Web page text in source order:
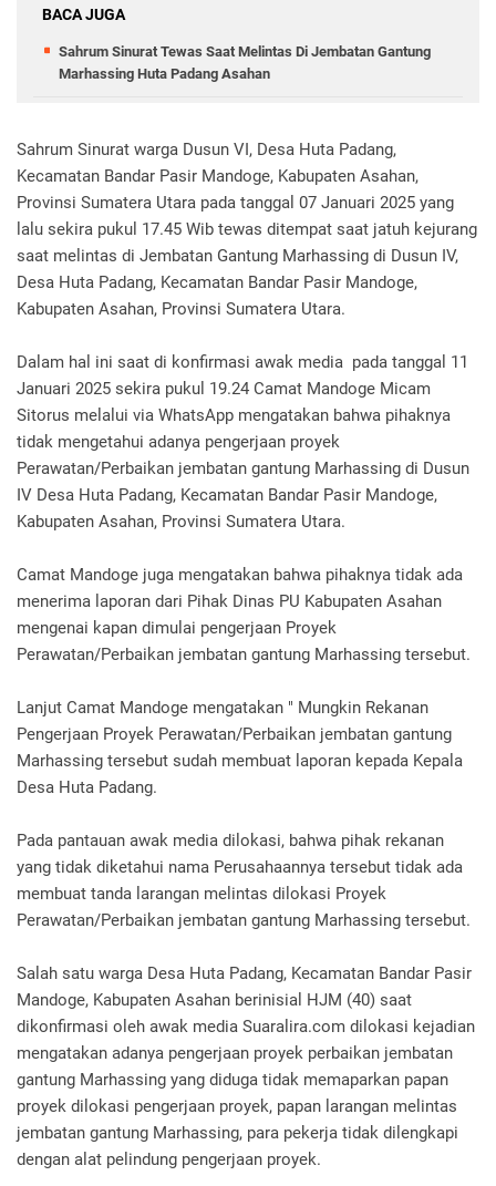
BACA JUGA
Sahrum Sinurat Tewas Saat Melintas Di Jembatan Gantung
Marhassing Huta Padang Asahan
Sahrum Sinurat warga Dusun VI, Desa Huta Padang,
Kecamatan Bandar Pasir Mandoge, Kabupaten Asahan,
Provinsi Sumatera Utara pada tanggal 07 Januari 2025 yang
lalu sekira pukul 17.45 Wib tewas ditempat saat jatuh kejurang
saat melintas di Jembatan Gantung Marhassing di Dusun IV,
Desa Huta Padang, Kecamatan Bandar Pasir Mandoge,
Kabupaten Asahan, Provinsi Sumatera Utara.
Dalam hal ini saat di konfirmasi awak media pada tanggal 11
Januari 2025 sekira pukul 19.24 Camat Mandoge Micam
Sitorus melalui via WhatsApp mengatakan bahwa pihaknya
tidak mengetahui adanya pengerjaan proyek
Perawatan/Perbaikan jembatan gantung Marhassing di Dusun
IV Desa Huta Padang, Kecamatan Bandar Pasir Mandoge,
Kabupaten Asahan, Provinsi Sumatera Utara.
Camat Mandoge juga mengatakan bahwa pihaknya tidak ada
menerima laporan dari Pihak Dinas PU Kabupaten Asahan
mengenai kapan dimulai pengerjaan Proyek
Perawatan/Perbaikan jembatan gantung Marhassing tersebut.
Lanjut Camat Mandoge mengatakan " Mungkin Rekanan
Pengerjaan Proyek Perawatan/Perbaikan jembatan gantung
Marhassing tersebut sudah membuat laporan kepada Kepala
Desa Huta Padang.
Pada pantauan awak media dilokasi, bahwa pihak rekanan
yang tidak diketahui nama Perusahaannya tersebut tidak ada
membuat tanda larangan melintas dilokasi Proyek
Perawatan/Perbaikan jembatan gantung Marhassing tersebut.
Salah satu warga Desa Huta Padang, Kecamatan Bandar Pasir
Mandoge, Kabupaten Asahan berinisial HJM (40) saat
dikonfirmasi oleh awak media Suaralira.com dilokasi kejadian
mengatakan adanya pengerjaan proyek perbaikan jembatan
gantung Marhassing yang diduga tidak memaparkan papan
proyek dilokasi pengerjaan proyek, papan larangan melintas
jembatan gantung Marhassing, para pekerja tidak dilengkapi
dengan alat pelindung pengerjaan proyek.